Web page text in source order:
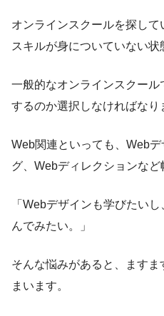
オンラインスクールを探し
スキルが身についていない状
一般的なオンラインスクー
するのか選択しなければなり
Web関連といっても、Web
グ、Webディレクションなど
「Webデザインも学びたい
んでみたい。」
そんな悩みがあると、ます
まいます。